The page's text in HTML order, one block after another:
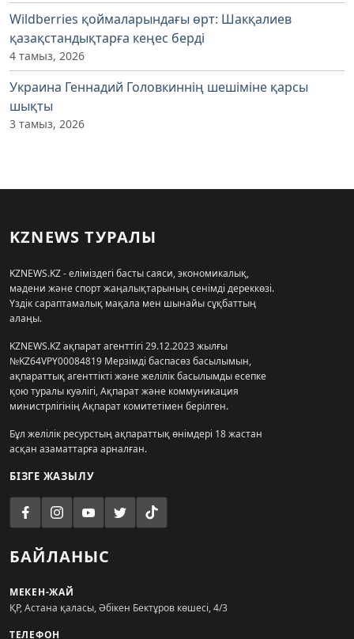
Wildberries қоймаларындағы өрт: Шакқалиев
қазақстандықтарға кеңес берді
4 тамыз, 2026
Украина Геннадий Головкиннің шешіміне қарсы
шықты
3 тамыз, 2026
KZNEWS ТУРАЛЫ
KZNEWS.KZ - еліміздегі басты саяси, экономикалық,
мәдени және спорт жаңалықтарының сенімді дереккөзі.
Үздік сараптамалық мақала мен шынайы сұқбаттың
алаңы.
KZNEWS.KZ ақпарат агенттігі 29.12.2023 жылғы
№KZ64VPY00084819 Мерзімді баспасөз басылымын,
ақпараттық агенттікті және желілік басылымды есепке
қою туралы куәлігі, Ақпарат және коммуникация
министрлігінің Ақпарат комитетімен берілген.
Бұл желілік ресурстың ақпараттық өнімдері 18 жастан
асқан азаматтарға арналған.
БІЗГЕ ЖАЗЫЛУ
БАЙЛАНЫС
МЕКЕН-ЖАЙ
ҚР, Астана қаласы, Әбікен Бектұров көшесі, 4/3
ТЕЛЕФОН